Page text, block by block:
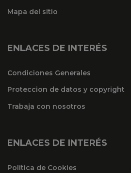
Mapa del sitio
ENLACES DE INTERÉS
Condiciones Generales
Proteccion de datos y copyright
Trabaja con nosotros
ENLACES DE INTERÉS
Política de Cookies